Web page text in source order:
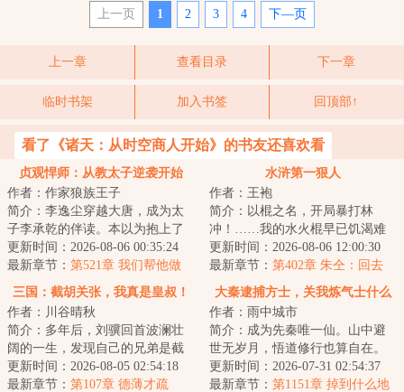
上一页 1 2 3 4 下—页
上一章 查看目录 下一章
临时书架 加入书签 回顶部↑
看了《诸天：从时空商人开始》的书友还喜欢看
贞观悍师：从教太子逆袭开始
作者：作家狼族王子
简介：李逸尘穿越大唐，成为太
子李承乾的伴读。本以为抱上了
未来皇帝的大腿，却惊恐发现一
年后，太子谋造...
更新时间：2026-08-06 00:35:24
最新章节： 第521章 我们帮他做
事，图什么？
水浒第一狠人
作者：王袍
简介：以棍之名，开局暴打林
冲！……我的水火棍早已饥渴难
耐了口牙！！！...
更新时间：2026-08-06 12:00:30
最新章节： 第402章 朱仝：回去
吧，你太老了【3更求月票】
三国：截胡关张，我真是皇叔！
作者：川谷晴秋
简介：多年后，刘骥回首波澜壮
阔的一生，发现自己的兄弟是截
胡的，谋士是截胡的，武将是截
胡的，就连女人...
更新时间：2026-08-05 02:54:18
最新章节： 第107章 德薄才疏
大秦逮捕方士，关我炼气士什么
作者：雨中城市
简介：成为先秦唯一仙。山中避
世无岁月，悟道修行也算自在。
为了炼丹，使用术法趋势万灵野
兽采来灵草。作...
更新时间：2026-07-31 02:54:37
最新章节： 第1151章 掉到什么地